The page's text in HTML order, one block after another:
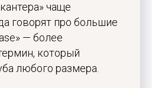
чаще
говорят про большие
— более
который
любого размера.